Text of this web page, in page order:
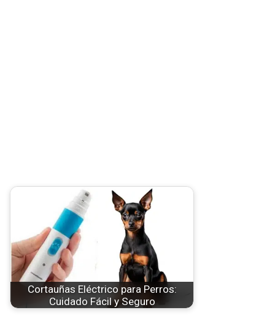
Cortauñas Eléctrico para Perros:
Cuidado Fácil y Seguro